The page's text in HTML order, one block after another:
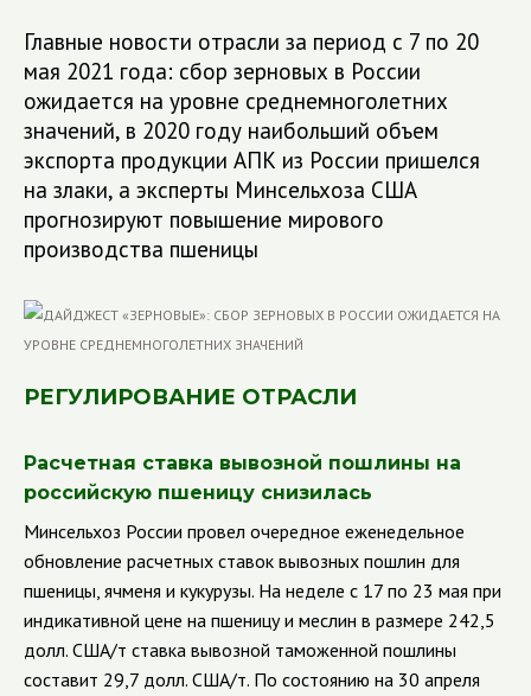
Главные новости отрасли за период с 7 по 20
мая 2021 года: сбор зерновых в России
ожидается на уровне среднемноголетних
значений, в 2020 году наибольший объем
экспорта продукции АПК из России пришелся
на злаки, а эксперты Минсельхоза США
прогнозируют повышение мирового
производства пшеницы
РЕГУЛИРОВАНИЕ ОТРАСЛИ
Расчетная ставка вывозной пошлины на
российскую пшеницу снизилась
Минсельхоз России провел очередное еженедельное
обновление расчетных ставок вывозных пошлин для
пшеницы, ячменя и кукурузы. На неделе с 17 по 23 мая при
индикативной цене на пшеницу и меслин в размере 242,5
долл. США/т ставка вывозной таможенной пошлины
составит 29,7 долл. США/т. По состоянию на 30 апреля